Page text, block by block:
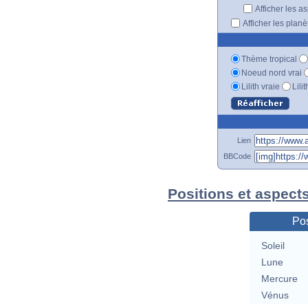
Afficher les
Afficher les
Thème tropical
Noeud nord vrai
Lilith vraie
Lien
BBCode
Positions et
Soleil
Lune
Mercure
Vénus